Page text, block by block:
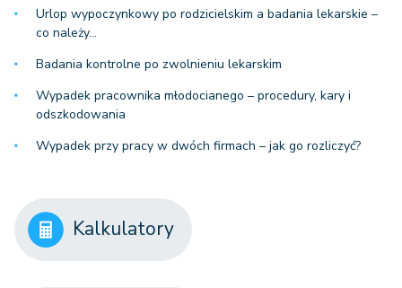
Urlop wypoczynkowy po rodzicielskim a badania lekarskie –
co należy…
Badania kontrolne po zwolnieniu lekarskim
Wypadek pracownika młodocianego – procedury, kary i
odszkodowania
Wypadek przy pracy w dwóch firmach – jak go rozliczyć?
Kalkulatory